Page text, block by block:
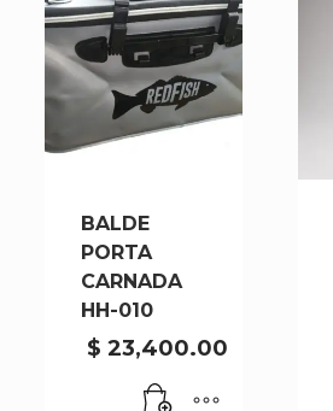
BALDE
PORTA
CARNADA
HH-010
$ 23,400.00